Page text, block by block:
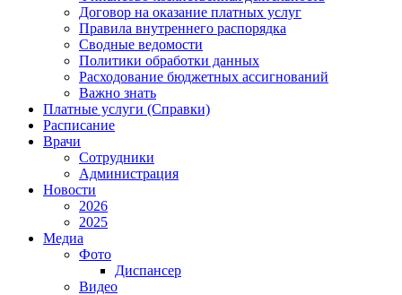
Договор на оказание платных услуг
Правила внутреннего распорядка
Сводные ведомости
Политики обработки данных
Расходование бюджетных ассигнований
Важно знать
Платные услуги (Справки)
Расписание
Врачи
Сотрудники
Администрация
Новости
2026
2025
Медиа
Фото
Диспансер
Видео